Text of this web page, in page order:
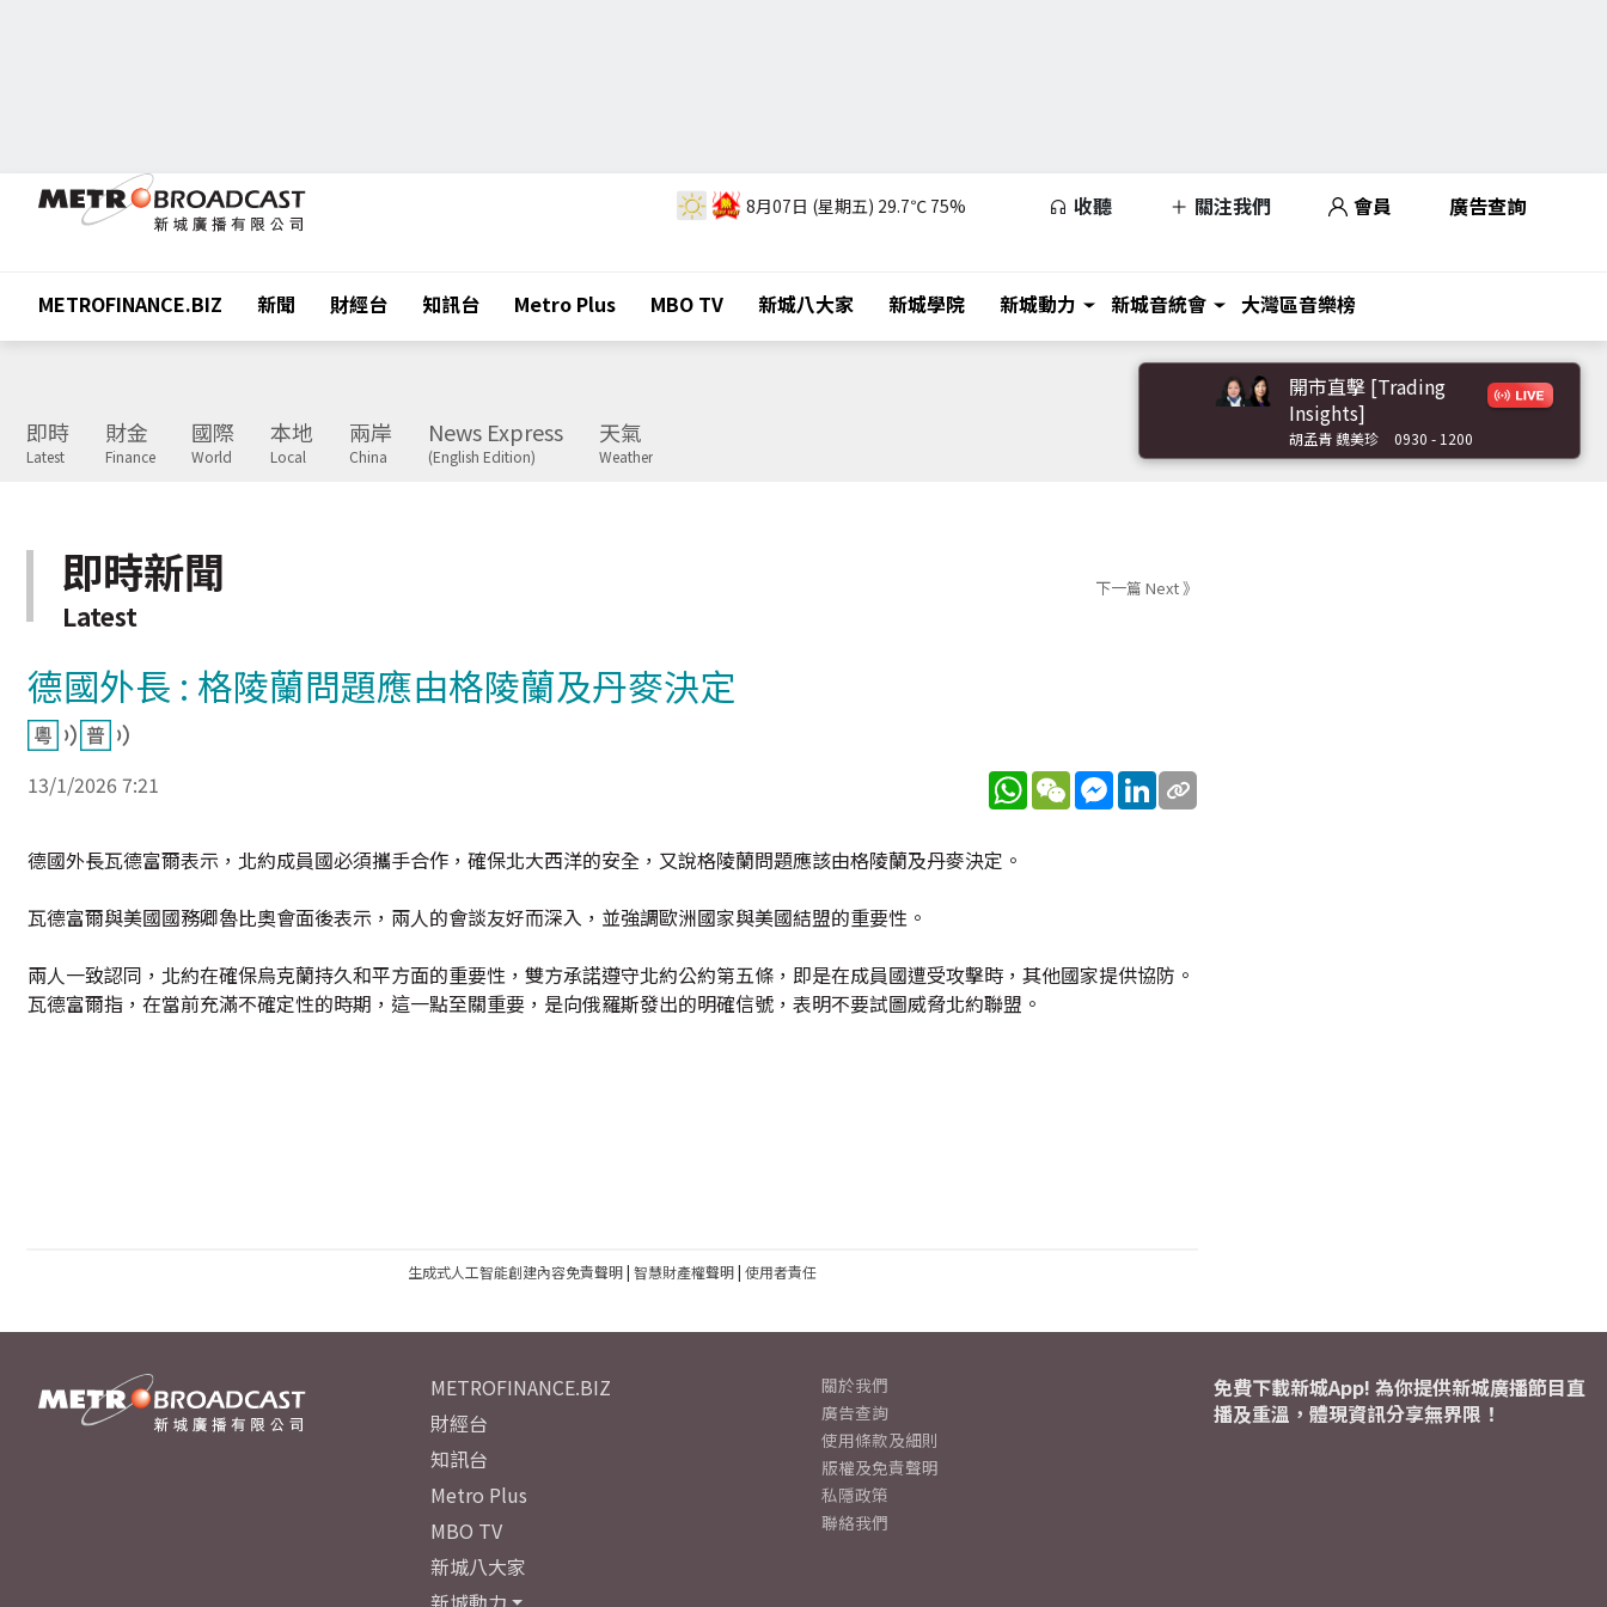
8月07日 (星期五) 29.7℃ 75% 收聽 關注我們 會員 廣告查詢
METROFINANCE.BIZ 新聞 財經台 知訊台 Metro Plus MBO TV 新城八大家 新城學院 新城動力 新城音統會 大灣區音樂榜
即時
Latest
財金
Finance
國際
World
本地
Local
兩岸
China
News Express
(English Edition)
天氣
Weather
開市直擊 [Trading
Insights]
胡孟青 魏美珍 0930 - 1200
即時新聞
Latest
下一篇 Next 》
德國外長 : 格陵蘭問題應由格陵蘭及丹麥決定
13/1/2026 7:21 WhatsApp
WeChatMessenger
LinkedIn
德國外長瓦德富爾表示，北約成員國必須攜手合作，確保北大西洋的安全，又說格陵蘭問題應該由格陵蘭及丹麥決定。
瓦德富爾與美國國務卿魯比奧會面後表示，兩人的會談友好而深入，並強調歐洲國家與美國結盟的重要性。
兩人一致認同，北約在確保烏克蘭持久和平方面的重要性，雙方承諾遵守北約公約第五條，即是在成員國遭受攻擊時，其他國家提供協防。
瓦德富爾指，在當前充滿不確定性的時期，這一點至關重要，是向俄羅斯發出的明確信號，表明不要試圖威脅北約聯盟。
生成式人工智能創建內容免責聲明| 智慧財產權聲明| 使用者責任
METROFINANCE.BIZ
財經台
知訊台
Metro Plus
MBO TV
新城八大家
關於我們
廣告查詢
使用條款及細則
版權及免責聲明
私隱政策
聯絡我們
免費下載新城App! 為你提供新城廣播節目直
播及重溫，體現資訊分享無界限！